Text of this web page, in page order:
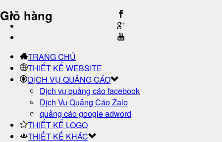
Giỏ hàng
TRANG CHỦ
THIẾT KẾ WEBSITE
DỊCH VỤ QUẢNG CÁO
Dịch vụ quảng cáo facebook
Dịch Vụ Quảng Cáo Zalo
quảng cáo google adword
THIẾT KẾ LOGO
THIẾT KẾ KHÁC